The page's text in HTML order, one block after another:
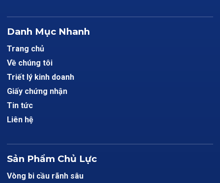
Danh Mục Nhanh
Trang chủ
Về chúng tôi
Triết lý kinh doanh
Giấy chứng nhận
Tin tức
Liên hệ
Sản Phẩm Chủ Lực
Vòng bi cầu rãnh sâu